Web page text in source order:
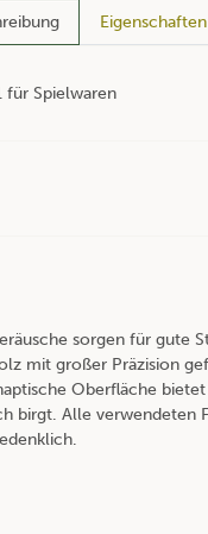
Eigenschaften
Spielwaren
sorgen für gute
mit großer Präzision
Oberfläche
birgt. Alle verwendeten